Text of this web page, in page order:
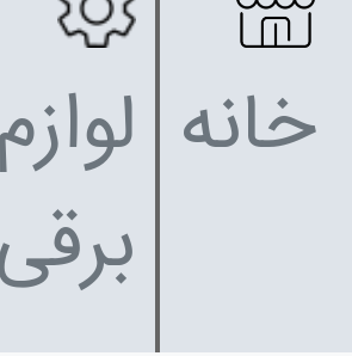
خانه لوازم